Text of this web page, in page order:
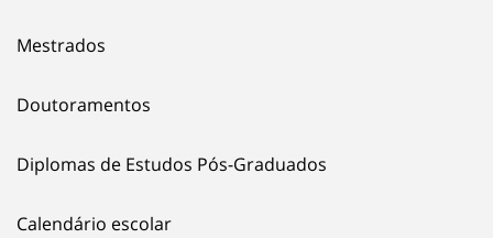
Mestrados
Doutoramentos
Diplomas de Estudos Pós-Graduados
Calendário escolar